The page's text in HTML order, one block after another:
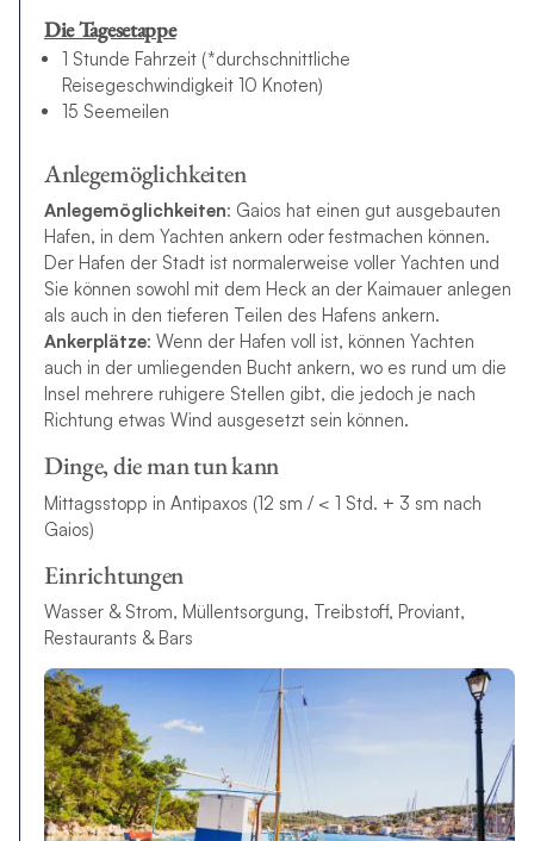
Die Tagesetappe
1 Stunde Fahrzeit (*durchschnittliche
Reisegeschwindigkeit 10 Knoten)
15 Seemeilen
Anlegemöglichkeiten
Anlegemöglichkeiten: Gaios hat einen gut ausgebauten
Hafen, in dem Yachten ankern oder festmachen können.
Der Hafen der Stadt ist normalerweise voller Yachten und
Sie können sowohl mit dem Heck an der Kaimauer anlegen
als auch in den tieferen Teilen des Hafens ankern.
Ankerplätze: Wenn der Hafen voll ist, können Yachten
auch in der umliegenden Bucht ankern, wo es rund um die
Insel mehrere ruhigere Stellen gibt, die jedoch je nach
Richtung etwas Wind ausgesetzt sein können.
Dinge, die man tun kann
Mittagsstopp in Antipaxos (12 sm / < 1 Std. + 3 sm nach
Gaios)
Einrichtungen
Wasser & Strom, Müllentsorgung, Treibstoff, Proviant,
Restaurants & Bars